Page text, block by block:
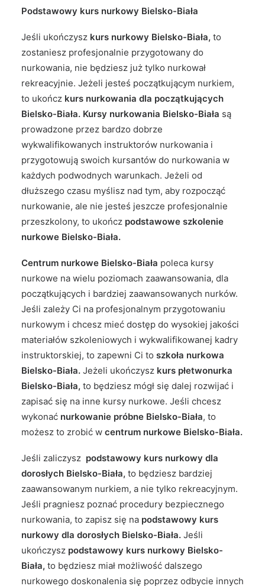
Podstawowy kurs nurkowy Bielsko-Biała
Jeśli ukończysz kurs nurkowy Bielsko-Biała, to
zostaniesz profesjonalnie przygotowany do
nurkowania, nie będziesz już tylko nurkował
rekreacyjnie. Jeżeli jesteś początkującym nurkiem,
to ukończ kurs nurkowania dla początkujących
Bielsko-Biała. Kursy nurkowania Bielsko-Biała są
prowadzone przez bardzo dobrze
wykwalifikowanych instruktorów nurkowania i
przygotowują swoich kursantów do nurkowania w
każdych podwodnych warunkach. Jeżeli od
dłuższego czasu myślisz nad tym, aby rozpocząć
nurkowanie, ale nie jesteś jeszcze profesjonalnie
przeszkolony, to ukończ podstawowe szkolenie
nurkowe Bielsko-Biała.
Centrum nurkowe Bielsko-Biała poleca kursy
nurkowe na wielu poziomach zaawansowania, dla
początkujących i bardziej zaawansowanych nurków.
Jeśli zależy Ci na profesjonalnym przygotowaniu
nurkowym i chcesz mieć dostęp do wysokiej jakości
materiałów szkoleniowych i wykwalifikowanej kadry
instruktorskiej, to zapewni Ci to szkoła nurkowa
Bielsko-Biała. Jeżeli ukończysz kurs płetwonurka
Bielsko-Biała, to będziesz mógł się dalej rozwijać i
zapisać się na inne kursy nurkowe. Jeśli chcesz
wykonać nurkowanie próbne Bielsko-Biała, to
możesz to zrobić w centrum nurkowe Bielsko-Biała.
Jeśli zaliczysz podstawowy kurs nurkowy dla
dorosłych Bielsko-Biała, to będziesz bardziej
zaawansowanym nurkiem, a nie tylko rekreacyjnym.
Jeśli pragniesz poznać procedury bezpiecznego
nurkowania, to zapisz się na podstawowy kurs
nurkowy dla dorosłych Bielsko-Biała. Jeśli
ukończysz podstawowy kurs nurkowy Bielsko-
Biała, to będziesz miał możliwość dalszego
nurkowego doskonalenia się poprzez odbycie innych